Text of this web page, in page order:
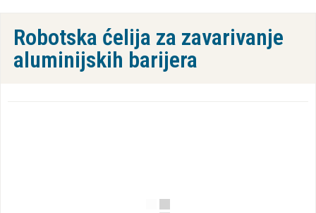
Robotska ćelija za zavarivanje
aluminijskih barijera